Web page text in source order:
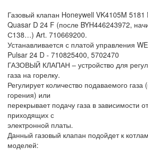
Газовый клапан Honeywell VK4105M
Quasar D 24 F (после BYH446243972,
С138…) Art. 710669200.
Устанавливается с платой управления
Pulsar 24 D - 710825400, 5702470
ГАЗОВЫЙ КЛАПАН – устройство для
газа на горелку.
Регулирует количество подаваемого
горения) или
перекрывает подачу газа в зависимости
приходящих с
электронной платы.
Данный газовый клапан подойдет к
моделей: